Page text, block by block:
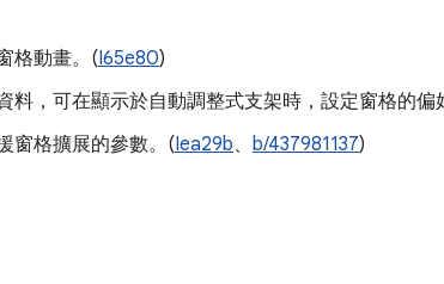
格動畫。(I65e80)
料，可在顯示於自動調整式支架時，設定窗格的偏
窗格擴展的參數。(Iea29b、 b/437981137)